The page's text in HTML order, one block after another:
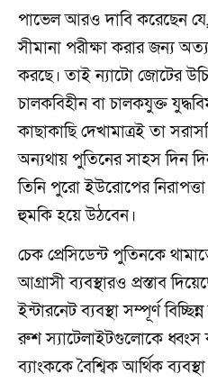
পাভেল আরও দাবি করেছেন যে,
সীমানা পরীক্ষা করার জন্য
করছে। তাই ন্যাটো জোটের
চালকবিহীন বা চালকযুক্ত
কাছাকাছি দেখামাত্রই তা
অন্যথায় পুতিনের সাহস দিন
তিনি পুরো ইউরোপের
হুমকি হয়ে উঠবেন।
চেক প্রেসিডেন্ট পুতিনকে
আগ্রাসী ব্যবস্থারও প্রস্তাব
ইন্টারনেট ব্যবস্থা সম্পূর্ণ
রুশ স্যাটেলাইটগুলোকে ধ্বংস
ব্যাংককে বৈশ্বিক আর্থিক